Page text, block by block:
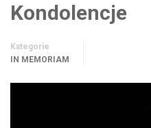
Kondolencje
Kategorie
IN MEMORIAM